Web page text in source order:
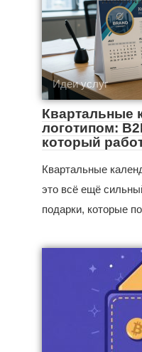
Идеи услуг
Квартальные
логотипом:
который
Квартальные
это всё ещё
подарки, которые